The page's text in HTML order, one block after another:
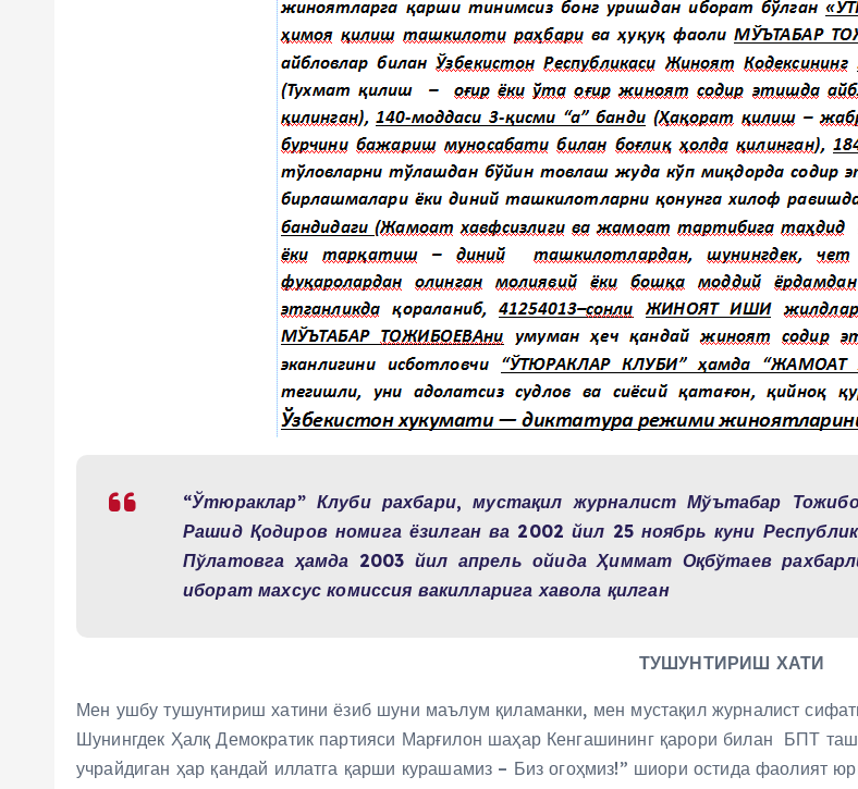
“Ўтюраклар” Клуби рахбари, мустақил журналист Мўътабар
Рашид Қодиров номига ёзилган ва 2002 йил 25 ноябрь куни
Пўлатовга ҳамда 2003 йил апрель ойида Ҳиммат Оқбўтаев
иборат махсускомиссия вакилларига хавола қилган
ТУШУНТИРИШ ХАТИ
Мен ушбу тушунтириш хатини ёзиб шуни маълум қиламанки, мен мустақил журналист
Шунингдек Ҳалқ Демократик партияси Марғилон шаҳар Кенгашининг қарори билан БПТ
учрайдиган ҳар қандай иллатга қарши курашамиз – Биз огоҳмиз!” шиори остида фаолият